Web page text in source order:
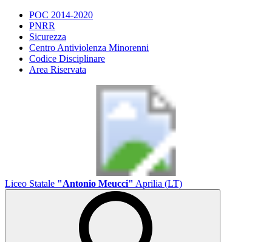
POC 2014-2020
PNRR
Sicurezza
Centro Antiviolenza Minorenni
Codice Disciplinare
Area Riservata
Liceo Statale "Antonio Meucci" Aprilia (LT)